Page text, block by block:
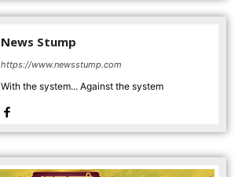
News Stump
https://www.newsstump.com
With the system... Against the system